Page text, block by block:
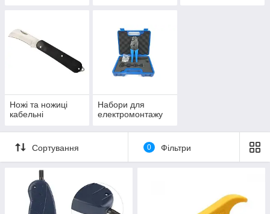
Ножі та ножиці
кабельні
Набори для
електромонтажу
Сортування 0 Фільтри